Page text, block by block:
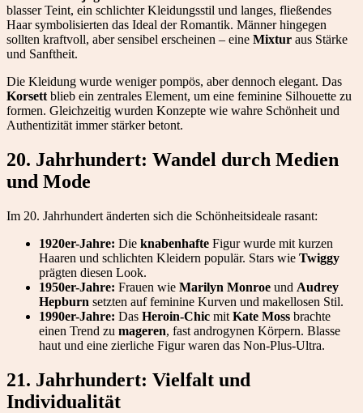
blasser Teint, ein schlichter Kleidungsstil und langes, fließendes
Haar symbolisierten das Ideal der Romantik. Männer hingegen
sollten kraftvoll, aber sensibel erscheinen – eine Mixtur aus Stärke
und Sanftheit.
Die Kleidung wurde weniger pompös, aber dennoch elegant. Das
Korsett blieb ein zentrales Element, um eine feminine Silhouette zu
formen. Gleichzeitig wurden Konzepte wie wahre Schönheit und
Authentizität immer stärker betont.
20. Jahrhundert: Wandel durch Medien
und Mode
Im 20. Jahrhundert änderten sich die Schönheitsideale rasant:
1920er-Jahre: Die knabenhafte Figur wurde mit kurzen
Haaren und schlichten Kleidern populär. Stars wie Twiggy
prägten diesen Look.
1950er-Jahre: Frauen wie Marilyn Monroe und Audrey
Hepburn setzten auf feminine Kurven und makellosen Stil.
1990er-Jahre: Das Heroin-Chic mit Kate Moss brachte
einen Trend zu mageren, fast androgynen Körpern. Blasse
haut und eine zierliche Figur waren das Non-Plus-Ultra.
21. Jahrhundert: Vielfalt und
Individualität